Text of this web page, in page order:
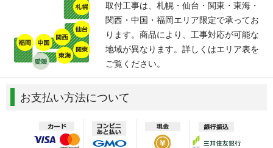
取付工事は、札幌・仙台・関東・東海・
関西・中国・福岡エリア限定で承ってお
ります。商品により、工事対応が可能な
地域が異なります。詳しくはエリア表を
ご覧ください。
お支払い方法について